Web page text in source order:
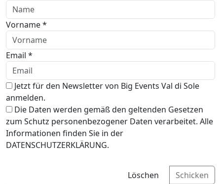
Vorname *
Email *
Jetzt für den Newsletter von Big Events Val di Sole
anmelden.
Die Daten werden gemäß den geltenden Gesetzen
zum Schutz personenbezogener Daten verarbeitet. Alle
Informationen finden Sie in der
DATENSCHUTZERKLÄRUNG.
Löschen
Schicken